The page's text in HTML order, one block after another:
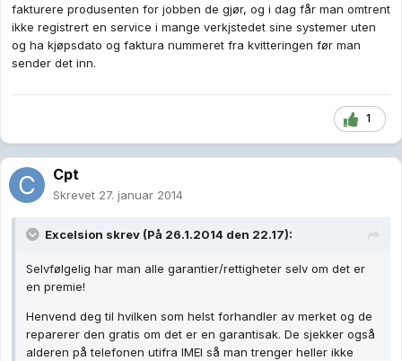
fakturere produsenten for jobben de gjør, og i dag får man omtrent
ikke registrert en service i mange verkjstedet sine systemer uten
og ha kjøpsdato og faktura nummeret fra kvitteringen før man
sender det inn.
1
Cpt
Skrevet 27. januar 2014
Excelsion skrev (På 26.1.2014 den 22.17):
Selvfølgelig har man alle garantier/rettigheter selv om det er
en premie!
Henvend deg til hvilken som helst forhandler av merket og de
reparerer den gratis om det er en garantisak. De sjekker også
alderen på telefonen utifra IMEI så man trenger heller ikke